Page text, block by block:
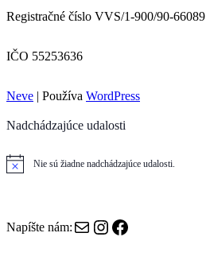
Registračné číslo VVS/1-900/90-66089
IČO 55253636
Neve | Používa WordPress
Nadchádzajúce udalosti
N
e
Nie sú žiadne nadchádzajúce udalosti.
Napíšte nám: E-mailInstagram
Facebook